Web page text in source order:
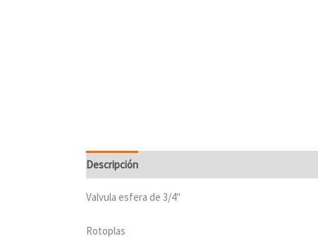
Descripción
Valvula esfera de 3/4″
Rotoplas